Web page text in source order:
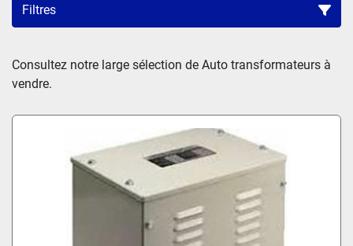
Filtres
Trier par
Consultez notre large sélection de Auto transformateurs à
vendre.